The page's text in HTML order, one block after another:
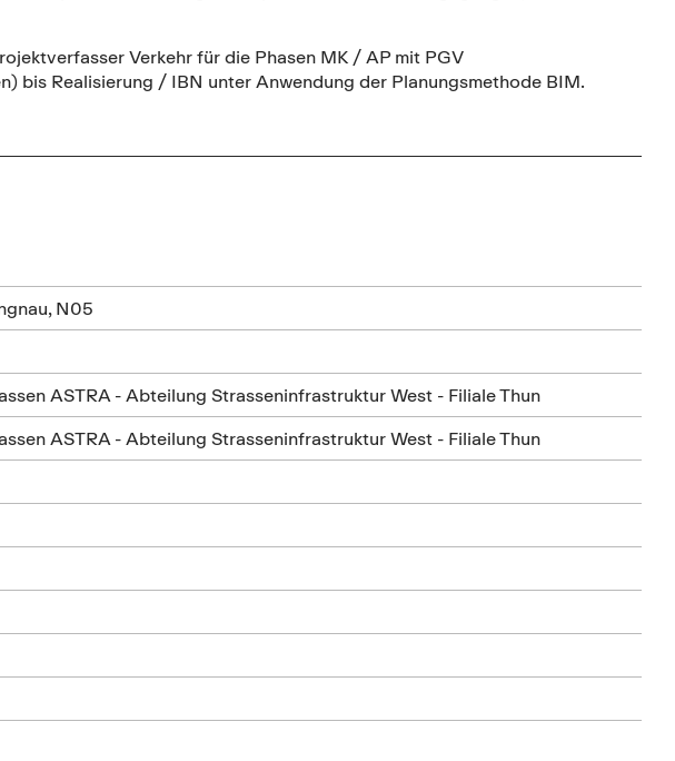
Verkehr für die Phasen MK / AP mit PGV
bis Realisierung / IBN unter Anwendung der Planungsmethode BIM.
N05
ASTRA - Abteilung Strasseninfrastruktur West - Filiale Thun
ASTRA - Abteilung Strasseninfrastruktur West - Filiale Thun